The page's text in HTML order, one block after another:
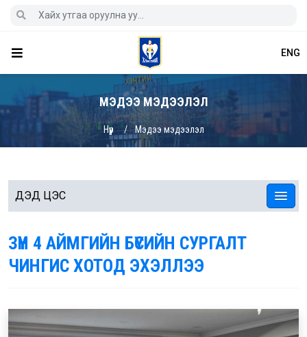
ENG
МЭДЭЭ МЭДЭЭЛЭЛ
Нүүр Мэдээ мэдээлэл
ДЭД ЦЭС
ЗҮҮН 4 АЙМГИЙН БҮСИЙН СУРГАЛТ
ЧИНГИС ХОТОД ЭХЭЛЛЭЭ